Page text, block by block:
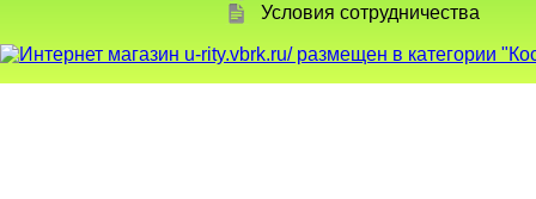
Условия сотрудничества